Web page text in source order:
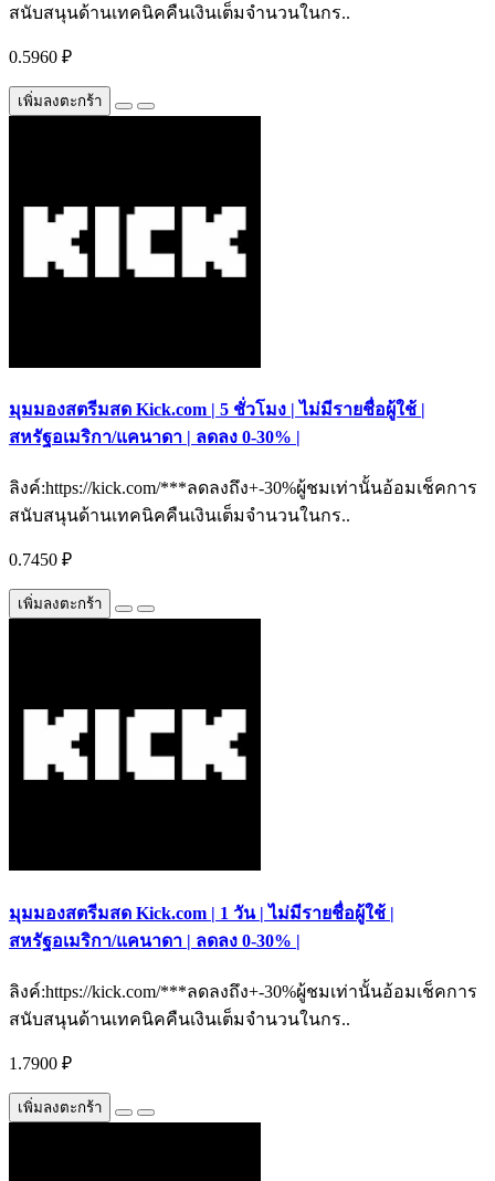
สนับสนุนด้านเทคนิคคืนเงินเต็มจำนวนในกร..
0.5960 ₽
เพิ่มลงตะกร้า
มุมมองสตรีมสด Kick.com | 5 ชั่วโมง | ไม่มีรายชื่อผู้ใช้ |
สหรัฐอเมริกา/แคนาดา | ลดลง 0-30% |
ลิงค์:https://kick.com/***ลดลงถึง+-30%ผู้ชมเท่านั้นอ้อมเช็คการ
สนับสนุนด้านเทคนิคคืนเงินเต็มจำนวนในกร..
0.7450 ₽
เพิ่มลงตะกร้า
มุมมองสตรีมสด Kick.com | 1 วัน | ไม่มีรายชื่อผู้ใช้ |
สหรัฐอเมริกา/แคนาดา | ลดลง 0-30% |
ลิงค์:https://kick.com/***ลดลงถึง+-30%ผู้ชมเท่านั้นอ้อมเช็คการ
สนับสนุนด้านเทคนิคคืนเงินเต็มจำนวนในกร..
1.7900 ₽
เพิ่มลงตะกร้า